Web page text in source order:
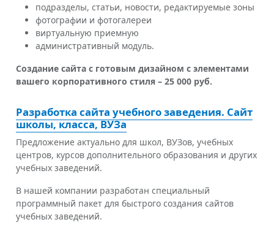
подразделы, статьи, новости, редактируемые зоны
фотографии и фотогалереи
виртуальную приемную
административный модуль.
Создание сайта с готовым дизайном с элементами
вашего корпоративного стиля – 25 000 руб.
Разработка сайта учебного заведения. Сайт
школы, класса, ВУЗа
Предложение актуально для школ, ВУЗов, учебных
центров, курсов дополнительного образования и других
учебных заведений.
В нашей компании разработан специальный
программный пакет для быстрого создания сайтов
учебных заведений.